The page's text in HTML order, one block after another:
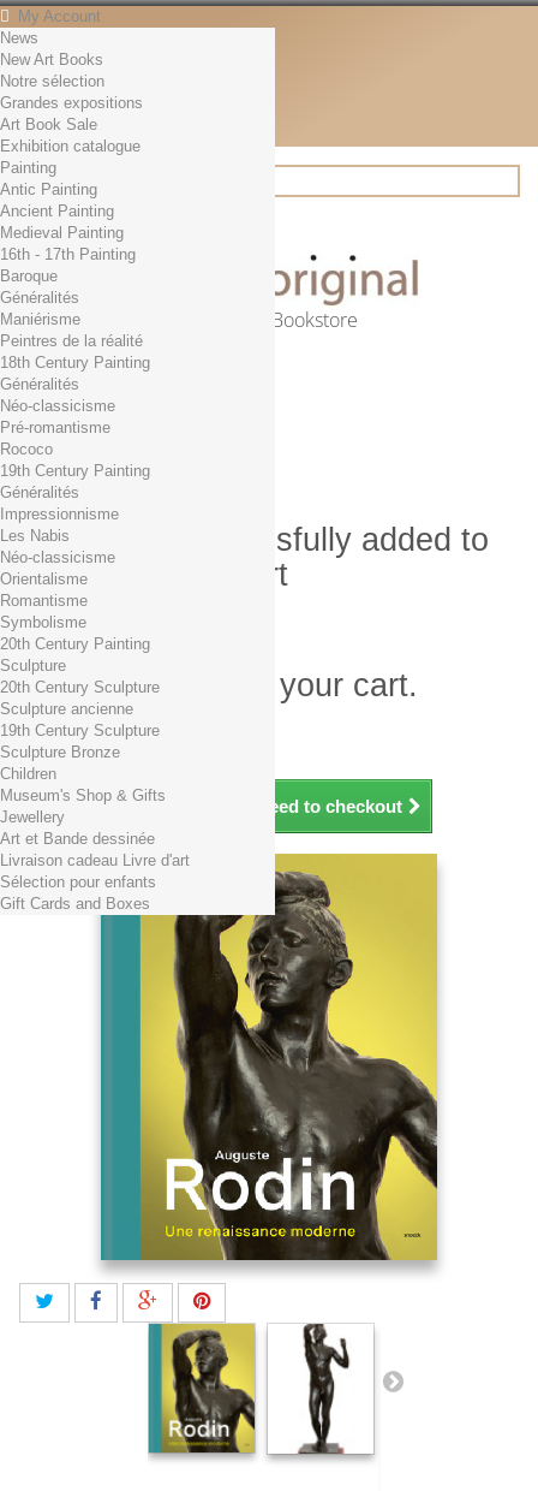
My Account
Contact
English
English
Français
News
Search
Online Art Bookstore
Cart (empty)
No products
Free shipping!
0,00 € Total
Check out
Product successfully added to
your shopping cart
Quantity
Total
There is 1 item in your cart.
Total products (tax incl.)
Total shipping TTC
Total (tax incl.)
Continue shopping Proceed to checkout
News
New Art Books
Notre sélection
Grandes expositions
Art Book Sale
Exhibition catalogue
Painting
Antic Painting
Ancient Painting
Medieval Painting
16th - 17th Painting
Baroque
Généralités
Maniérisme
Peintres de la réalité
18th Century Painting
Généralités
Néo-classicisme
Pré-romantisme
Rococo
19th Century Painting
Généralités
Impressionnisme
Les Nabis
Néo-classicisme
Orientalisme
Romantisme
Symbolisme
20th Century Painting
Sculpture
20th Century Sculpture
Sculpture ancienne
19th Century Sculpture
Sculpture Bronze
Children
Museum's Shop & Gifts
Jewellery
Art et Bande dessinée
Livraison cadeau Livre d'art
Sélection pour enfants
Gift Cards and Boxes